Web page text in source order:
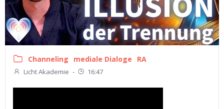
Channeling mediale Dialoge RA
Licht Akademie - 16:47